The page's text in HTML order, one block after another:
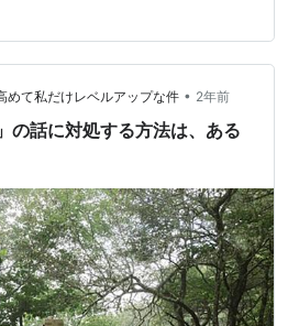
いない塩、角鹿の塩」を小袋に
歩くこと。場を清めたい時に振り
心のおまじないに塩は最適ですか
味しい塩ですから、お弁当…
めて私だけレベルアップな件 • 2年前
の話に対処する方法は、ある